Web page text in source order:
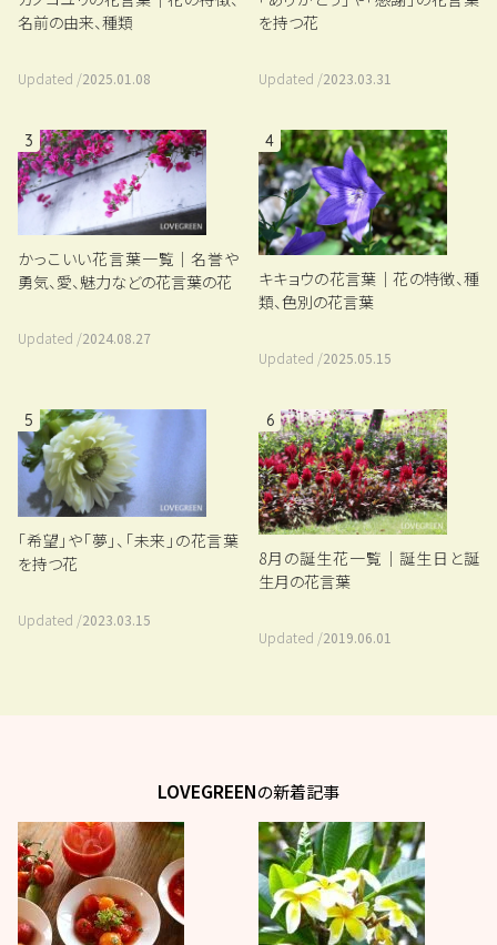
名前の由来、種類
Updated /2025.01.08
を持つ花
Updated /2023.03.31
3
かっこいい花言葉一覧｜名誉や
勇気、愛、魅力などの花言葉の花
Updated /2024.08.27
4
キキョウの花言葉｜花の特徴、種
類、色別の花言葉
Updated /2025.05.15
5
「希望」や「夢」、「未来」の花言葉
を持つ花
Updated /2023.03.15
6
8月の誕生花一覧｜誕生日と誕
生月の花言葉
Updated /2019.06.01
LOVEGREENの新着記事